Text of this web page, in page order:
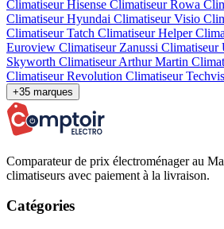
Climatiseur Hisense Climatiseur Rowa
Climatiseur Hyundai Climatiseur Visio
Climatiseur Tatch Climatiseur Helper
Euroview Climatiseur Zanussi Climatiseur
Skyworth Climatiseur Arthur Martin
Climatiseur Revolution Climatiseur
+35 marques
Comparateur de prix électroménager au
climatiseurs avec paiement à la livraison.
Catégories